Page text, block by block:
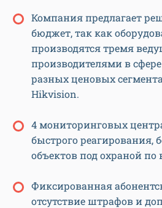
Компания предлагает
бюджет, так как
производятся тремя
производителями в
разных ценовых
Hikvision.
4 мониторинговых
быстрого реагирования,
объектов под охраной по
Фиксированная
отсутствие штрафов и